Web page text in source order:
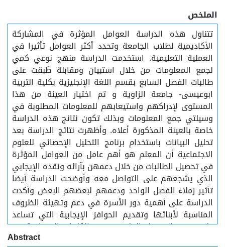
الملخص
تتناول هذه الدراسة العوامل المؤثرة في المشاركة
الأكاديمية لطلاب الجامعة وتحدد أكثر العوامل تأثيرا في
العملية التعليمية. استخدمت الدراسة منهج نوعي كمي
لجمع المعلومات من خلال استبيان ومقابلة طُبقت على
طالبات الفصل السابع بقسم اللغة الإنجليزية بكلية التربية
ابوعيسى- جامعة الزاوية و تم اختيار العينة من هذا
المستوى لإدراكهم واستيعابهم للمعلومات المطلوبة في
وسيلتي جمع المعلومات وبذلك تكون نتائج هذه الدراسة
خاصة بالعينة المذكورة أعلاه. وأظهرت نتائج الدراسة بعد
تحليل البيانات باستخدام برنامج التحليل الإحصائي للعلوم
الاجتماعية أن المعلم هو أهم عامل من العوامل المؤثرة
في تحصيل الطالبات من خلال دعمهن بآرائه ونقده الإيجابي
الذي يشجعهم على التواصل معه وأوضحت الدراسة أيضا
تأثير زملاء الفصل الواحد ودعمهم لبعضهم البعض وأكدت
الدراسة على أهمية دور الأسرة في دعم وتهيئة الظروف
المناسبة لأبنائها وتقديم الحوافز الإيجابية التي تساعد
على جودة التحصيل العلمي. ........ الكلمات المفتاحية:......
المشاركة الأكاديمية، التنبؤ بالمشاركة، المستوى الجامعي.
Abstract